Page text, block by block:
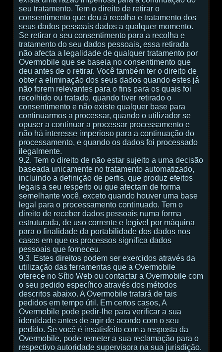
seu tratamento. Tem o direito de retirar o
consentimento que deu à recolha e tratamento dos
seus dados pessoais dados a qualquer momento.
Se retirar o seu consentimento para a recolha e
tratamento do seu dados pessoais, essa retirada
não afecta a legalidade de qualquer tratamento por
Overmobile que se baseia no consentimento que
deu antes de o retirar. Você também ter o direito de
obter a eliminação dos seus dados quando estes já
não forem relevantes para o fins para os quais foi
recolhido ou tratado, quando tiver retirado o
consentimento e não existe qualquer base para
continuarmos a processar, quando o utilizador se
opuser a continuar a processar processamento e
não há interesse imperioso para a continuação do
processamento, e quando os dados foi processado
ilegalmente.
9.2. Tem o direito de não estar sujeito a uma decisão
baseada unicamente no tratamento automatizado,
incluindo a definição de perfis, que produz efeitos
legais a seu respeito ou que afectam de forma
semelhante você, exceto quando houver uma base
legal para o processamento continuado. Tem o
direito de receber dados pessoais numa forma
estruturada, de uso corrente e legível por máquina
para o finalidade da portabilidade dos dados nos
casos em que os processos significa dados
pessoais que forneceu.
9.3. Estes direitos podem ser exercidos através da
utilização das ferramentas que a Overmobile
oferece no Sítio Web ou contactar a Overmobile com
o seu pedido específico através dos métodos
descritos abaixo. A Overmobile tratará de tais
pedidos em tempo útil. Em certos casos, A
Overmobile pode pedir-lhe para verificar a sua
identidade antes de agir de acordo com o seu
pedido. Se você é insatisfeito com a resposta da
Overmobile, pode remeter a sua reclamação para o
respectivo autoridade supervisora na sua jurisdição.